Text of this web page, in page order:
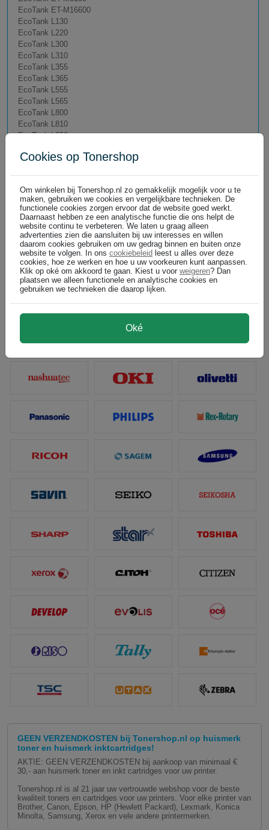
EcoTank ET-M16600
EcoTank L130
EcoTank L220
EcoTank L300
EcoTank L310
EcoTank L355
EcoTank L365
EcoTank L555
EcoTank L565
EcoTank L800
EcoTank L810
EcoTank L850
EcoTank L3110
EcoTank L3151
EcoTank L3160
EcoTank L15150
EcoTank L15160
GEEN VERZENDKOSTEN bij Tonershop.nl op huismerk
toner en huismerk inktcartridges!
AKTIE: GEEN VERZENDKOSTEN bij aankoop van minimaal €
30,- aan huismerk toner en inkt cartridges voor uw printer.
Tonershop.nl is al 21 jaar uw vertrouwde webshop voor de beste
kwaliteit toners en cartridges voor uw printers. Voor elke printer van
Brother, Canon, Epson, HP (Hewlett Packard), Lexmark, Konica
Minolta, Samsung, Xerox en vele andere printermerken.
Cookies op Tonershop
Om winkelen bij Tonershop.nl zo gemakkelijk mogelijk voor u te
maken, gebruiken we cookies en vergelijkbare technieken. De
functionele cookies zorgen ervoor dat de website goed werkt.
Daarnaast hebben ze een analytische functie die ons helpt de
website continu te verbeteren. We laten u graag alleen
advertenties zien die aansluiten bij uw interesses en willen
daarom cookies gebruiken om uw gedrag binnen en buiten onze
website te volgen. In ons cookiebeleid leest u alles over deze
cookies, hoe ze werken en hoe u uw voorkeuren kunt aanpassen.
Klik op oké om akkoord te gaan. Kiest u voor weigeren? Dan
plaatsen we alleen functionele en analytische cookies en
gebruiken we technieken die daarop lijken.
Oké